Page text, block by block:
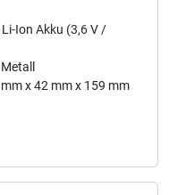
Ion Akku (3,6 V /
x 42 mm x 159 mm